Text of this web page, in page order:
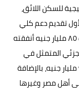
وضعت في عام ٢٠١٩ استراتيجية للسكن اللائق،
تقديم دعم كلي
لنقل السكان من المناطق الخطرة، وقد تكلف ٨٥ مليار جنيه أنفقته
المتمثل في
الإسكان الاجتماعي وقد تكلف ما يقرب من ٩٠ مليار جنيه، بالإضافة
أهل مصر وغيرها